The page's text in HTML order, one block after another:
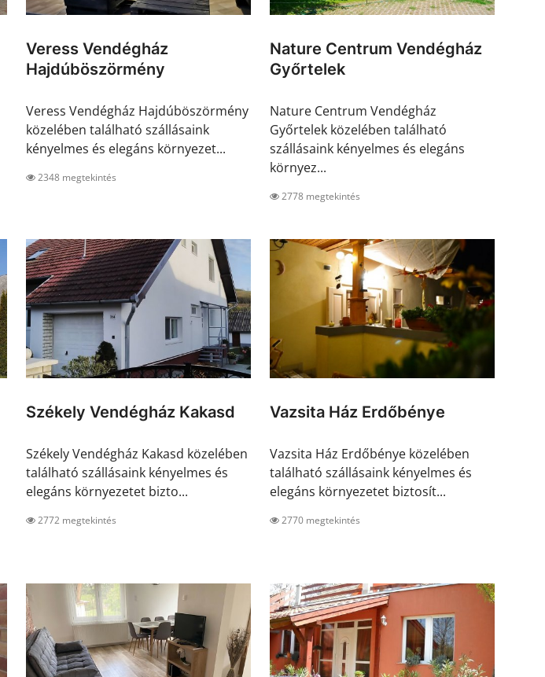
Veress Vendégház
Hajdúböszörmény
Veress Vendégház Hajdúböszörmény
közelében található szállásaink
kényelmes és elegáns környezet...
2348 megtekintés
Nature Centrum Vendégház
Győrtelek
Nature Centrum Vendégház
Győrtelek közelében található
szállásaink kényelmes és elegáns
környez...
2778 megtekintés
Székely Vendégház Kakasd
Székely Vendégház Kakasd közelében
található szállásaink kényelmes és
elegáns környezetet bizto...
2772 megtekintés
Vazsita Ház Erdőbénye
Vazsita Ház Erdőbénye közelében
található szállásaink kényelmes és
elegáns környezetet biztosít...
2770 megtekintés